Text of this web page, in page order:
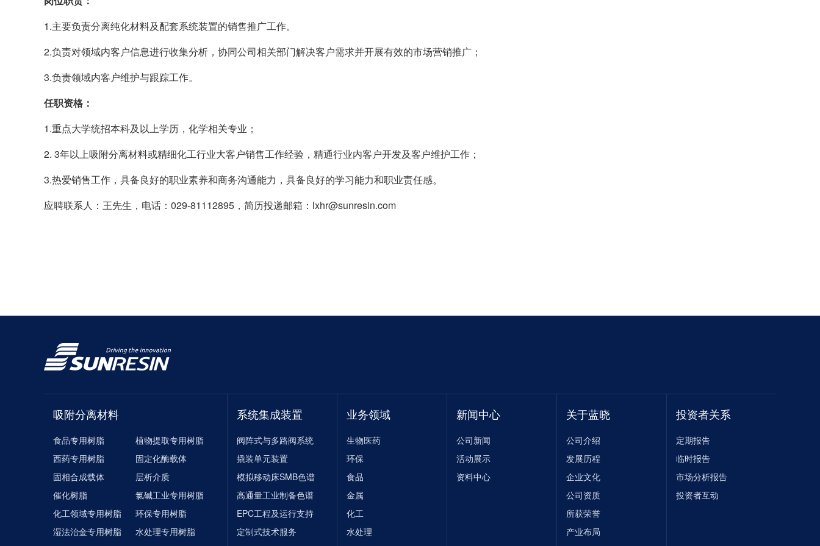
1.主要负责分离纯化材料及配套系统装置的销售推广工作。
2.负责对领域内客户信息进行收集分析，协同公司相关部门解决客户需求并开展有效的市场营销推广；
3.负责领域内客户维护与跟踪工作。
任职资格：
1.重点大学统招本科及以上学历，化学相关专业；
2. 3年以上吸附分离材料或精细化工行业大客户销售工作经验，精通行业内客户开发及客户维护工作；
3.热爱销售工作，具备良好的职业素养和商务沟通能力，具备良好的学习能力和职业责任感。
应聘联系人：王先生，电话：029-81112895，简历投递邮箱：lxhr@sunresin.com
吸附分离材料
食品专用树脂
植物提取专用树脂
西药专用树脂
固定化酶载体
固相合成载体
层析介质
催化树脂
氯碱工业专用树脂
化工领域专用树脂
环保专用树脂
湿法治金专用树脂
水处理专用树脂
系统集成装置
阀阵式与多路阀系统
撬装单元装置
模拟移动床SMB色谱
高通量工业制备色谱
EPC工程及运行支持
定制式技术服务
业务领域
生物医药
环保
食品
金属
化工
水处理
新闻中心
公司新闻
活动展示
资料中心
关于蓝晓
公司介绍
发展历程
企业文化
公司资质
所获荣誉
产业布局
投资者关系
定期报告
临时报告
市场分析报告
投资者互动